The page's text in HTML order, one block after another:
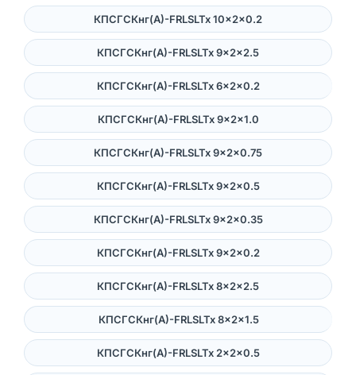
КПСГСКнг(А)-FRLSLTx 10×2×0.2
КПСГСКнг(А)-FRLSLTx 9×2×2.5
КПСГСКнг(А)-FRLSLTx 6×2×0.2
КПСГСКнг(А)-FRLSLTx 9×2×1.0
КПСГСКнг(А)-FRLSLTx 9×2×0.75
КПСГСКнг(А)-FRLSLTx 9×2×0.5
КПСГСКнг(А)-FRLSLTx 9×2×0.35
КПСГСКнг(А)-FRLSLTx 9×2×0.2
КПСГСКнг(А)-FRLSLTx 8×2×2.5
КПСГСКнг(А)-FRLSLTx 8×2×1.5
КПСГСКнг(А)-FRLSLTx 2×2×0.5